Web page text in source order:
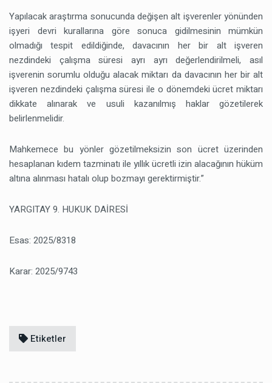
Yapılacak araştırma sonucunda değişen alt işverenler yönünden
işyeri devri kurallarına göre sonuca gidilmesinin mümkün
olmadığı tespit edildiğinde, davacının her bir alt işveren
nezdindeki çalışma süresi ayrı ayrı değerlendirilmeli, asıl
işverenin sorumlu olduğu alacak miktarı da davacının her bir alt
işveren nezdindeki çalışma süresi ile o dönemdeki ücret miktarı
dikkate alınarak ve usuli kazanılmış haklar gözetilerek
belirlenmelidir.
Mahkemece bu yönler gözetilmeksizin son ücret üzerinden
hesaplanan kıdem tazminatı ile yıllık ücretli izin alacağının hüküm
altına alınması hatalı olup bozmayı gerektirmiştir.”
YARGITAY 9. HUKUK DAİRESİ
Esas: 2025/8318
Karar: 2025/9743
Etiketler